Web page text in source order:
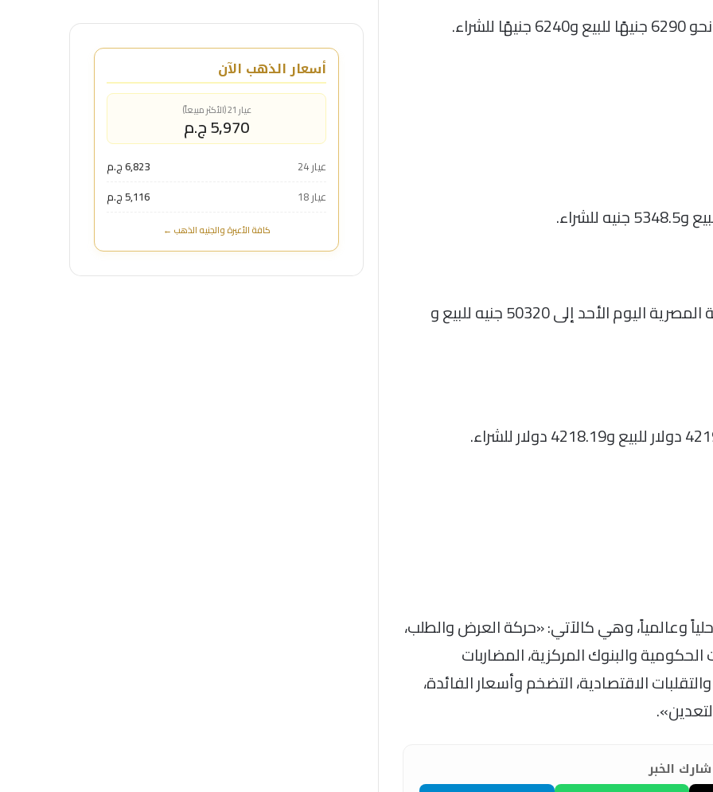
وصل سعر الجنيه الذهب في محلات الصاغة المصرية اليوم الأحد إلى 50320 جنيه للبيع و
وعالمياً، وهي كالآتي: «حركة العرض والطلب،
الحكومية والبنوك المركزية، المضاربات
الاقتصادية، التضخم وأسعار الفائدة،
الخبر
أسعار الذهب الآن
عيار 21 (الأكثر مبيعاً)
5,970 ج.م
عيار 24
6,823 ج.م
عيار 18
5,116 ج.م
كافة الأعيرة والجنيه الذهب ←